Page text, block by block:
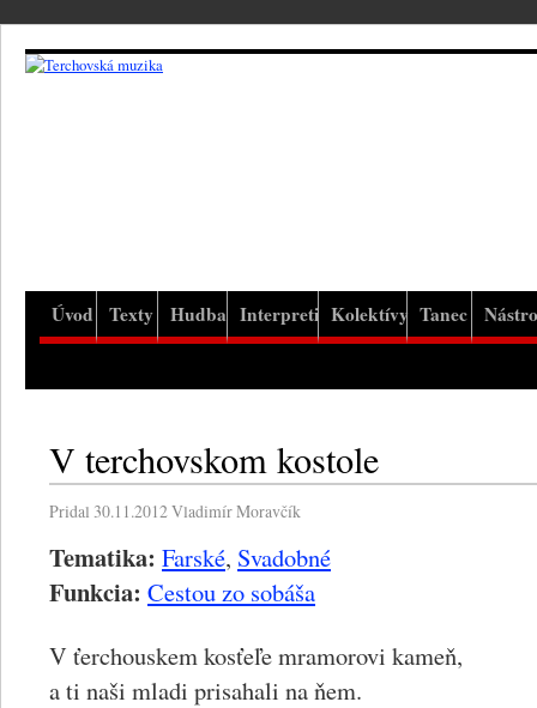
Úvod Texty Hudba Interpreti Kolektívy Tanec
V terchovskom kostole
Pridal 30.11.2012Vladimír Moravčík
Tematika: Farské, Svadobné
Funkcia: Cestou zo sobáša
V ťerchouskem kosťeľe mramorovi kameň,
a ti naši mladi prisahali na ňem.